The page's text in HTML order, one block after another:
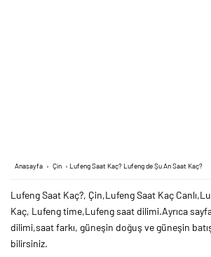
Anasayfa › Çin › Lufeng Saat Kaç? Lufeng de Şu An Saat Kaç?
Lufeng Saat Kaç?, Çin,Lufeng Saat Kaç
Kaç, Lufeng time,Lufeng saat dilimi.Ayrıca
dilimi,saat farkı, güneşin doğuş ve güneşin
bilirsiniz.